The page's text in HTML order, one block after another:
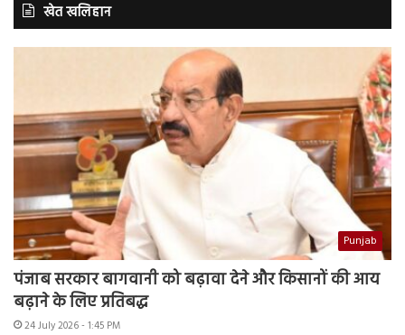
खेत खलिहान
Punjab
पंजाब सरकार बागवानी को बढ़ावा देने और किसानों की आय
बढ़ाने के लिए प्रतिबद्ध
24 July 2026 - 1:45 PM